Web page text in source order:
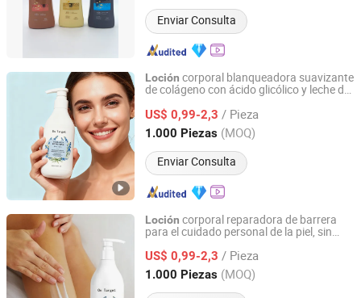
Enviar Consulta
Loción corporal blanqueadora suavizante
de colágeno con ácido glicólico y leche de
del entrenamiento
US$ 0,99-2,3 / Pieza
1.000 Piezas (MOQ)
Enviar Consulta
Guangzhou Yiyi Biotechnology Co., Ltd.
Guangdong, China Desde 2024
Loción corporal reparadora de barrera
para el cuidado personal de la piel, sin
blanqueamiento de la piel
US$ 0,99-2,3 / Pieza
1.000 Piezas (MOQ)
Guangzhou Yiyi Biotechnology Co., Ltd.
Guangdong, China Desde 2024